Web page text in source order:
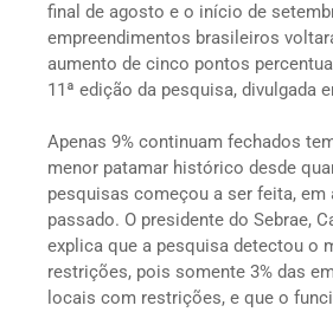
final de agosto e o início de
empreendimentos brasileiros
aumento de cinco pontos
11ª edição da pesquisa, divulgada
Apenas 9% continuam fechados
menor patamar histórico desde
pesquisas começou a ser feita, em
passado. O presidente do Sebrae,
explica que a pesquisa detectou o
restrições, pois somente 3% das
locais com restrições, e que o